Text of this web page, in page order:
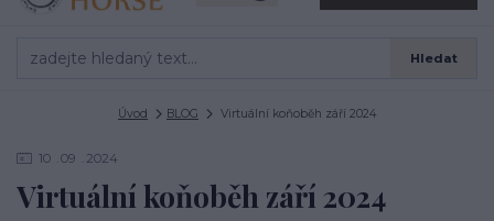
Hledat
Úvod BLOG Virtuální koňoběh září 2024
10 09 2024
Virtuální koňoběh září 2024